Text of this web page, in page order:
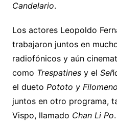
Candelario.
Los actores Leopoldo
trabajaron juntos en
radiofónicos y aún
como Trespatinesy el
el dueto Pototo y Filomeno
juntos en otro programa,
Vispo, llamado Chan Li Po.